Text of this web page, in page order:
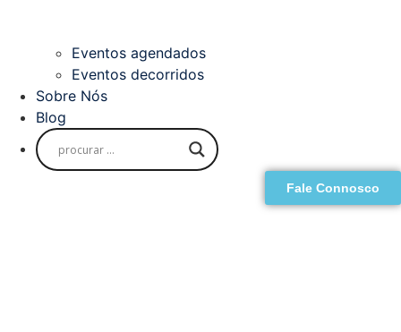
Eventos agendados
Eventos decorridos
Sobre Nós
Blog
Fale Connosco